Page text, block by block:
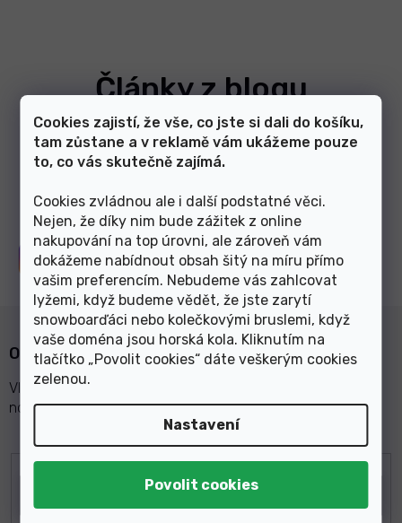
Cookies zajistí, že vše, co jste si dali do košíku,
tam zůstane a v reklamě vám ukážeme pouze
to, co vás skutečně zajímá.
Cookies zvládnou ale i další podstatné věci.
Nejen, že díky nim bude zážitek z online
nakupování na top úrovni, ale zároveň vám
dokážeme nabídnout obsah šitý na míru přímo
vašim preferencím. Nebudeme vás zahlcovat
lyžemi, když budeme vědět, že jste zarytí
snowboarďáci nebo kolečkovými bruslemi, když
vaše doména jsou horská kola. Kliknutím na
tlačítko „Povolit cookies“ dáte veškerým cookies
zelenou.
Nastavení
Články z blogu
Zobrazit další články
Sledujte nás naInstagramu
Odebírat newsletter
Vložte svůj e-mail a my vám budeme zasílat informace o
nových produktech na našem e-shopu.